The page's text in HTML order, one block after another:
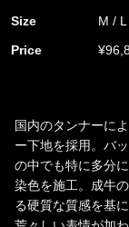
Size
M / L
Price
国内のタンナーに
ー下地を採用。バ
の中でも特に多分
染色を施工。成牛
る硬質な質感を基